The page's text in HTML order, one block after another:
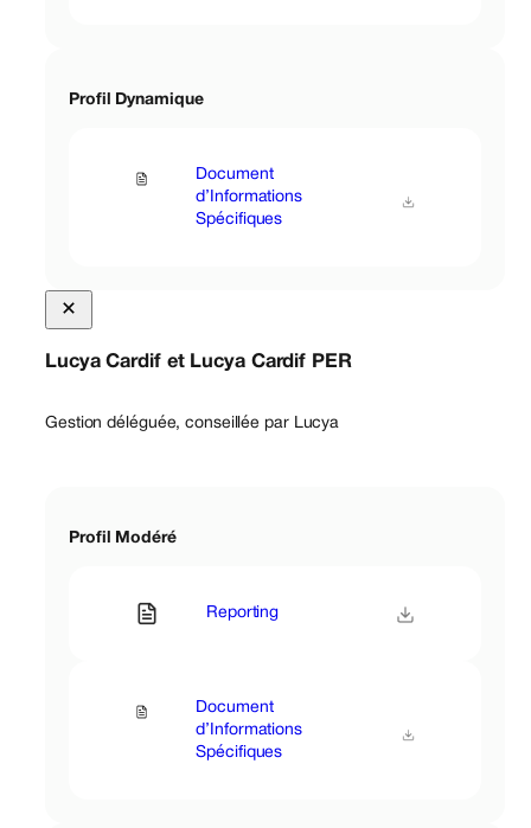
Profil Dynamique
Document
d’Informations
Spécifiques
Lucya Cardif et Lucya Cardif PER
Gestion déléguée, conseillée par Lucya
Profil Modéré
Reporting
Document
d’Informations
Spécifiques